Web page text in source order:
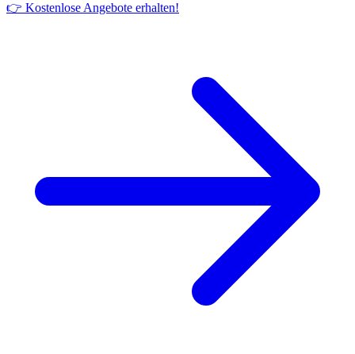
👉 Kostenlose Angebote erhalten!